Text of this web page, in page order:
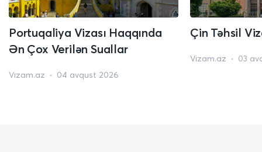
Portuqaliya Vizası Haqqında
Ən Çox Verilən Suallar
Vizam.az 04 avqust 2026
Çin Təhsil
Vizam.az 03